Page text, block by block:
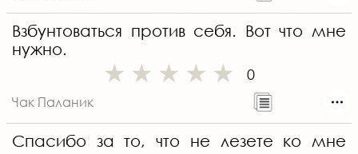
Взбунтоваться против себя. Вот что мне
нужно.
0
Чак Паланик
Спасибо за то, что не лезете ко мне